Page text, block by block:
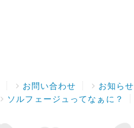
お問い合わせ お知らせ
ソルフェージュってなぁに？